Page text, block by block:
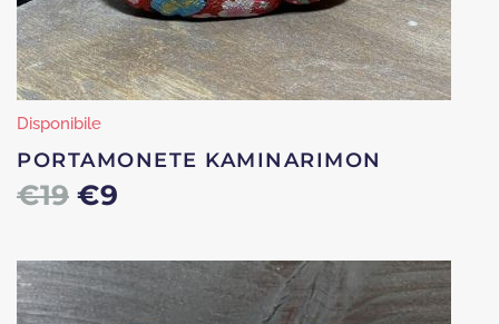
Disponibile
PORTAMONETE KAMINARIMON
€19 Il
originale
€9
attuale